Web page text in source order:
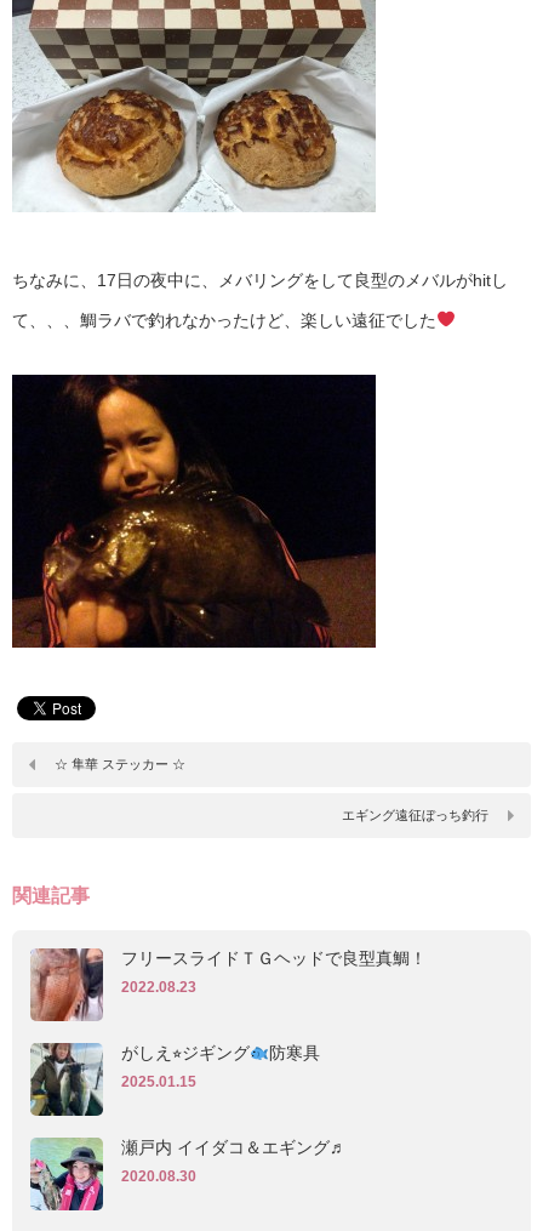
ちなみに、17日の夜中に、メバリングをして良型のメバルがhitし
て、、、鯛ラバで釣れなかったけど、楽しい遠征でした
☆ 隼華 ステッカー ☆
エギング遠征ぼっち釣行
関連記事
フリースライドＴＧヘッドで良型真鯛！
2022.08.23
がしえ⭐︎ジギング 防寒具
2025.01.15
瀬戸内 イイダコ＆エギング♬︎
2020.08.30